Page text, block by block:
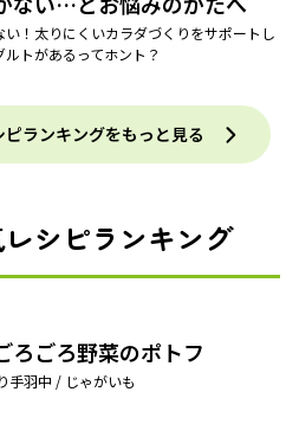
い！太りにくいカラダづくりをサポートし
トがあるってホント？
ランキングをもっと見る
シピランキング
ろごろ野菜のポトフ
手羽中 / じゃがいも